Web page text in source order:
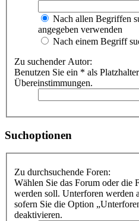
Nach allen Begriffen
angegeben verwenden
Nach einem Begriff
Zu suchender Autor:
Benutzen Sie ein * als
Übereinstimmungen.
Suchoptionen
Zu durchsuchende Foren:
Wählen Sie das Forum oder die
werden soll. Unterforen werden
sofern Sie die Option
deaktivieren.